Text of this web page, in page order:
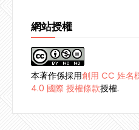
網站授權
本著作係採用創用 CC 姓名
4.0 國際 授權條款授權.